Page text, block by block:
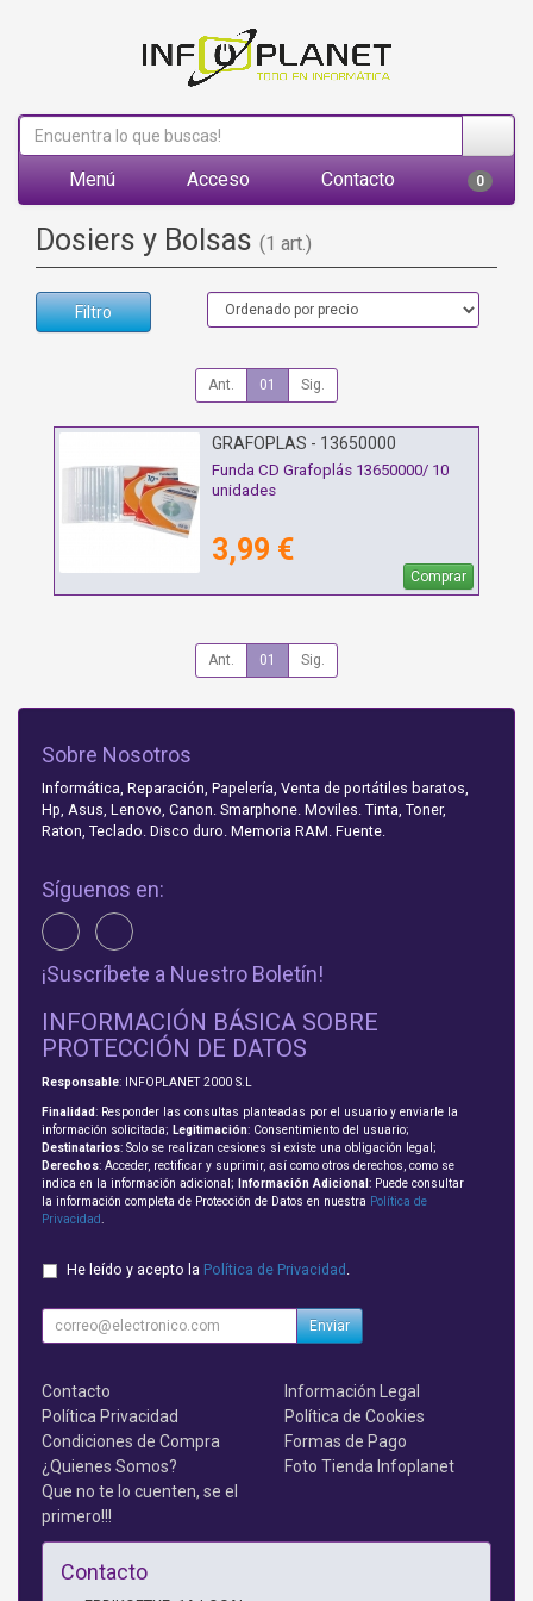
Menú Acceso Contacto 0
Dosiers y Bolsas (1 art.)
Filtro
Ant. 01 Sig.
GRAFOPLAS - 13650000
Funda CD Grafoplás 13650000/ 10
unidades
3,99 €
Comprar
Ant. 01 Sig.
Sobre Nosotros
Informática, Reparación, Papelería, Venta de portátiles baratos,
Hp, Asus, Lenovo, Canon. Smarphone. Moviles. Tinta, Toner,
Raton, Teclado. Disco duro. Memoria RAM. Fuente.
Síguenos en:
¡Suscríbete a Nuestro Boletín!
INFORMACIÓN BÁSICA SOBRE
PROTECCIÓN DE DATOS
Responsable: INFOPLANET 2000 S.L
Finalidad: Responder las consultas planteadas por el usuario y enviarle la
información solicitada; Legitimación: Consentimiento del usuario;
Destinatarios: Solo se realizan cesiones si existe una obligación legal;
Derechos: Acceder, rectificar y suprimir, así como otros derechos, como se
indica en la información adicional;
Información Adicional : Puede consultar
la información completa de Protección de Datos en nuestra Política de
Privacidad
He leído y acepto la Política de Privacidad .
Enviar
Contacto
Información Legal
Política Privacidad
Política de Cookies
Condiciones de Compra
Formas de Pago
¿Quienes Somos?
Foto Tienda Infoplanet
Que no te lo cuenten, se el
primero!!!
Contacto